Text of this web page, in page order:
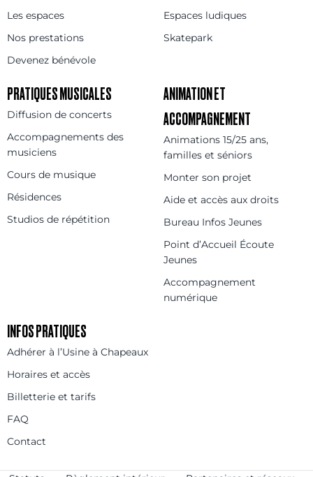
Les espaces
Nos prestations
Devenez bénévole
Espaces ludiques
Skatepark
PRATIQUES MUSICALES
Diffusion de concerts
Accompagnements des
musiciens
Cours de musique
Résidences
Studios de répétition
ANIMATION ET
ACCOMPAGNEMENT
Animations 15/25 ans,
familles et séniors
Monter son projet
Aide et accès aux droits
Bureau Infos Jeunes
Point d’Accueil Écoute
Jeunes
Accompagnement
numérique
INFOS PRATIQUES
Adhérer à l’Usine à Chapeaux
Horaires et accès
Billetterie et tarifs
FAQ
Contact